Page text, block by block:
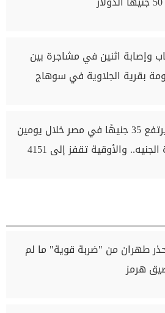
وإصابة اثنين في مشاجرة بين
بقرية الجلاوية في سوهاج
الذهب يرتفع 35 جنيهًا في مصر خلال يومين
رغم قوة الجنيه.. والأوقية تقفز إلى 4151
طهران من "ضربة قوية" ما لم
هرمز